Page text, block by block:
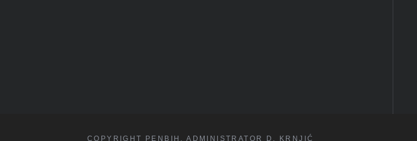
COPYRIGHT PENBIH. ADMINISTRATOR D. KRNJIĆ